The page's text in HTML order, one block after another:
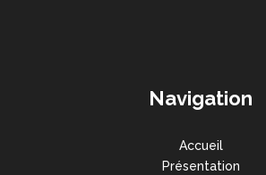
Navigation
Accueil
Présentation